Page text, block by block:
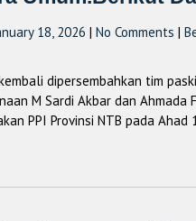
18, 2026 | No Comments |
dipersembahkan tim
M Sardi Akbar dan
PPI Provinsi NTB pada